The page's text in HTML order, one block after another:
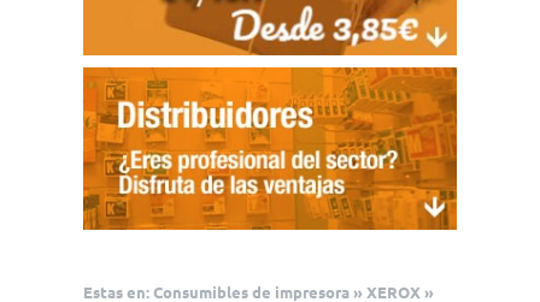
Estas en: Consumibles de impresora » XEROX »